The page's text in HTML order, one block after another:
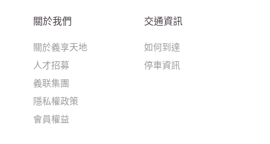
關於我們
關於義享天地
人才招募
義联集團
隱私權政策
會員權益
交通資訊
如何到達
停車資訊